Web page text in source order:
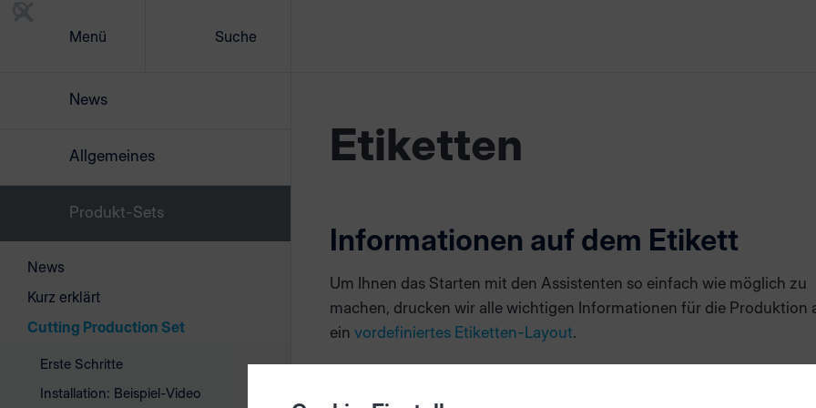
Menü Suche
Etiketten
Informationen auf dem Etikett
Um Ihnen das Starten mit den Assistenten so einfach wie möglich zu
machen, drucken wir alle wichtigen Informationen für die Produktion
ein vordefiniertes Etiketten-Layout.
Etikettenlayout anpassen
News
Allgemeines
Produkt-Sets
News
Kurz erklärt
Cutting Production Set
Erste Schritte
Installation: Beispiel-Video